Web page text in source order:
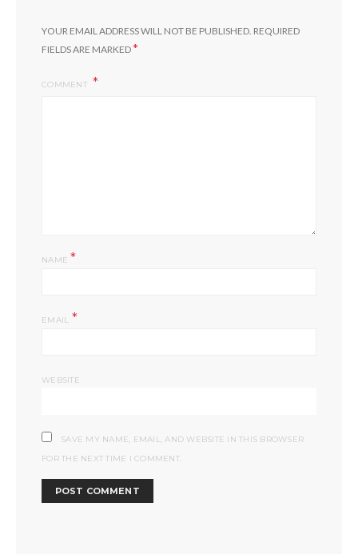
YOUR EMAIL ADDRESS WILL NOT BE PUBLISHED. REQUIRED
FIELDS ARE MARKED*
COMMENT
NAME*
EMAIL *
WEBSITE
SAVE MY NAME, EMAIL, AND WEBSITE IN THIS BROWSER
FOR THE NEXT TIME I COMMENT.